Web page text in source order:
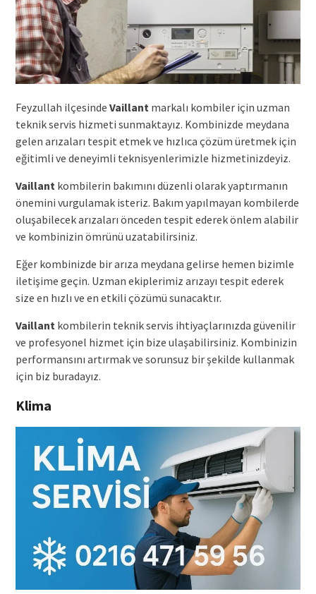
Feyzullah ilçesinde Vaillant markalı kombiler için uzman
teknik servis hizmeti sunmaktayız. Kombinizde meydana
gelen arızaları tespit etmek ve hızlıca çözüm üretmek için
eğitimli ve deneyimli teknisyenlerimizle hizmetinizdeyiz.
Vaillant kombilerin bakımını düzenli olarak yaptırmanın
önemini vurgulamak isteriz. Bakım yapılmayan kombilerde
oluşabilecek arızaları önceden tespit ederek önlem alabilir
ve kombinizin ömrünü uzatabilirsiniz.
Eğer kombinizde bir arıza meydana gelirse hemen bizimle
iletişime geçin. Uzman ekiplerimiz arızayı tespit ederek
size en hızlı ve en etkili çözümü sunacaktır.
Vaillant kombilerin teknik servis ihtiyaçlarınızda güvenilir
ve profesyonel hizmet için bize ulaşabilirsiniz. Kombinizin
performansını artırmak ve sorunsuz bir şekilde kullanmak
için biz buradayız.
Klima